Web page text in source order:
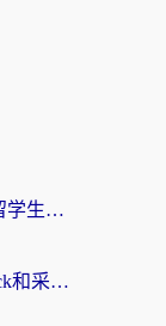
海外VPN中国：告别地域限制，留学生与华人如何轻松刷国内剧、玩国服？
海外党刷国内资源总卡？Quickback和采集蜂好用吗？这篇指南帮你避坑